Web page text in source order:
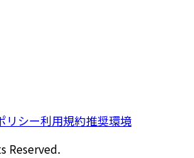
リシー利用規約推奨環境
Reserved.